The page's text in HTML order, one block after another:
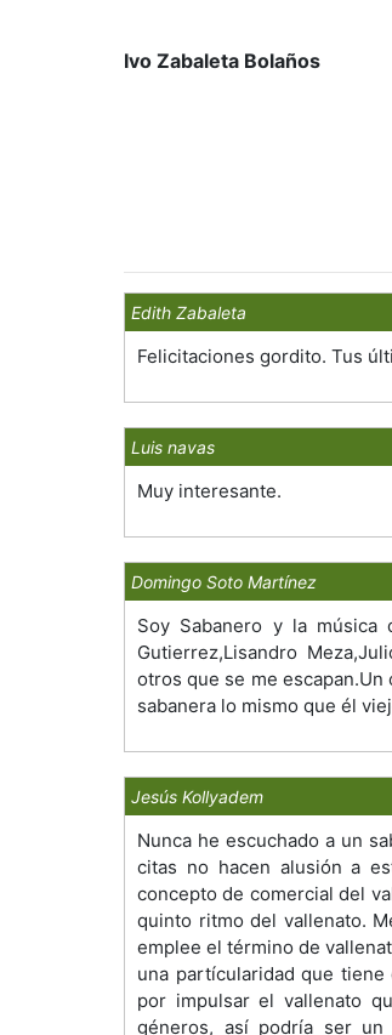
Ivo Zabaleta Bolaños
Edith Zabaleta
Felicitaciones gordito. Tus
Luis navas
Muy interesante.
Domingo Soto Martínez
Soy Sabanero y la música
Gutierrez,Lisandro
otros que se me
sabanera lo mismo que él
Jesús Kollyadem
Nunca he escuchado a un
citas no hacen alusión a
concepto de comercial del
quinto ritmo del vallenato.
emplee el término de
una partícularidad que
por impulsar el vallenato
géneros, así podría ser un